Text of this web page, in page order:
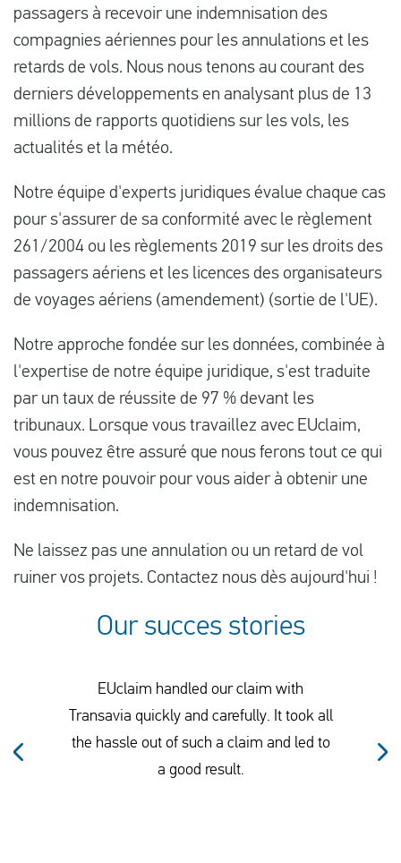
passagers à recevoir une indemnisation des
compagnies aériennes pour les annulations et les
retards de vols. Nous nous tenons au courant des
derniers développements en analysant plus de 13
millions de rapports quotidiens sur les vols, les
actualités et la météo.
Notre équipe d'experts juridiques évalue chaque cas
pour s'assurer de sa conformité avec le règlement
261/2004 ou les règlements 2019 sur les droits des
passagers aériens et les licences des organisateurs
de voyages aériens (amendement) (sortie de l'UE).
Notre approche fondée sur les données, combinée à
l'expertise de notre équipe juridique, s'est traduite
par un taux de réussite de 97 % devant les
tribunaux. Lorsque vous travaillez avec EUclaim,
vous pouvez être assuré que nous ferons tout ce qui
est en notre pouvoir pour vous aider à obtenir une
indemnisation.
Ne laissez pas une annulation ou un retard de vol
ruiner vos projets. Contactez nous dès aujourd'hui !
Our succes stories
EUclaim handled our claim with
Transavia quickly and carefully. It took all
the hassle out of such a claim and led to
a good result.